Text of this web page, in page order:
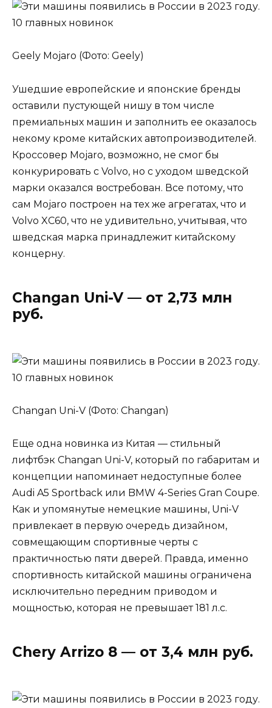
Geely Mojaro (Фото: Geely)
Ушедшие европейские и японские бренды
оставили пустующей нишу в том числе
премиальных машин и заполнить ее оказалось
некому кроме китайских автопроизводителей.
Кроссовер Mojaro, возможно, не смог бы
конкурировать с Volvo, но с уходом шведской
марки оказался востребован. Все потому, что
сам Mojaro построен на тех же агрегатах, что и
Volvo XC60, что не удивительно, учитывая, что
шведская марка принадлежит китайскому
концерну.
Changan Uni-V — от 2,73 млн
руб.
Changan Uni-V (Фото: Changan)
Еще одна новинка из Китая — стильный
лифтбэк Changan Uni-V, который по габаритам и
концепции напоминает недоступные более
Audi A5 Sportback или BMW 4-Series Gran Coupe.
Как и упомянутые немецкие машины, Uni-V
привлекает в первую очередь дизайном,
совмещающим спортивные черты с
практичностью пяти дверей. Правда, именно
спортивность китайской машины ограничена
исключительно передним приводом и
мощностью, которая не превышает 181 л.с.
Chery Arrizo 8 — от 3,4 млн руб.